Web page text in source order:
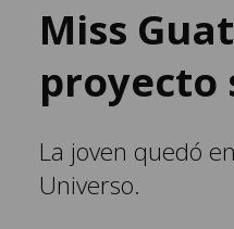
Miss
proyecto
La joven quedó
Universo.